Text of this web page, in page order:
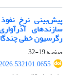
سازندهای
رگرسیون خطی
صفحه19-32